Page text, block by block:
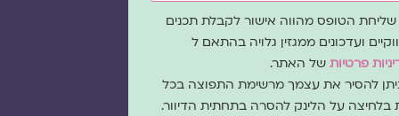
שליחת הטופס מהווה אישור לקבלת תכנים
ועדכונים ממגזין גלויה בהתאם ל
פרטיות של האתר.
להסיר את עצמך מרשימת התפוצה בכל
בלחיצה על הלינק להסרה בתחתית הדיוור.